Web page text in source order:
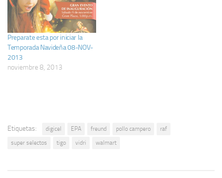
Preparate esta por iniciar la
Temporada Navideña 08-NOV-
2013
noviembre 8, 2013
Etiquetas: digicel EPA freund pollo campero
raf
super selectos
tigo vidri walmart